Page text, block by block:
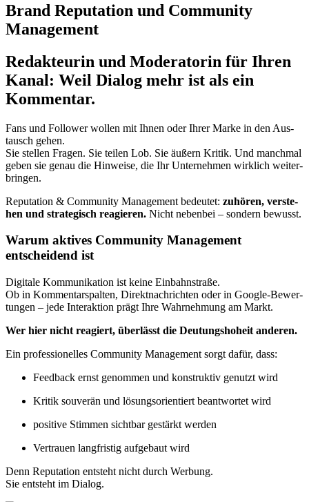
Brand Reputation und Community
Management
Redakteurin und Moderatorin für Ihren
Kanal: Weil Dialog mehr ist als ein
Kommentar.
Fans und Fol­lower wol­len mit Ihnen oder Ihrer Mar­ke in den Aus­
tausch gehen.
Sie stel­len Fra­gen. Sie tei­len Lob. Sie äußern Kri­tik. Und manch­mal
geben sie genau die Hin­wei­se, die Ihr Unter­neh­men wirk­lich wei­ter­
brin­gen.
Repu­ta­ti­on & Com­mu­ni­ty Manage­ment bedeu­tet: zuhö­ren, ver­ste­
hen und stra­te­gisch reagie­ren. Nicht neben­bei – son­dern bewusst.
Warum aktives Community Management
entscheidend ist
Digi­ta­le Kom­mu­ni­ka­ti­on ist kei­ne Ein­bahn­stra­ße.
Ob in Kom­men­tar­spal­ten, Direkt­nach­rich­ten oder in Goog­le-Bewer­
tun­gen – jede Inter­ak­ti­on prägt Ihre Wahr­neh­mung am Markt.
Wer hier nicht reagiert, über­lässt die Deu­tungs­ho­heit ande­ren.
Ein pro­fes­sio­nel­les Com­mu­ni­ty Manage­ment sorgt dafür, dass:
Feed­back ernst genom­men und kon­struk­tiv genutzt wird
Kri­tik sou­ve­rän und lösungs­ori­en­tiert beant­wor­tet wird
posi­ti­ve Stim­men sicht­bar gestärkt wer­den
Ver­trau­en lang­fris­tig auf­ge­baut wird
Denn Repu­ta­ti­on ent­steht nicht durch Wer­bung.
Sie ent­steht im Dia­log.